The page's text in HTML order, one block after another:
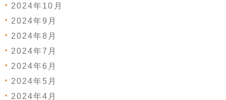
2024年10月
2024年9月
2024年8月
2024年7月
2024年6月
2024年5月
2024年4月